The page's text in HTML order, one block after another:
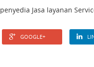
Jasa layanan
GOOGLE+